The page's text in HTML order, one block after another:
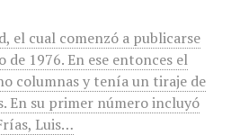
el cual comenzó a publicarse
1976. En ese entonces el
columnas y tenía un tiraje de
En su primer número incluyó
Luis…